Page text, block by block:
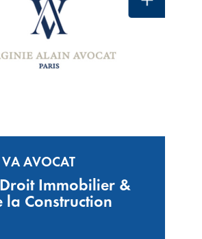
AVOCAT
Immobilier &
la Construction